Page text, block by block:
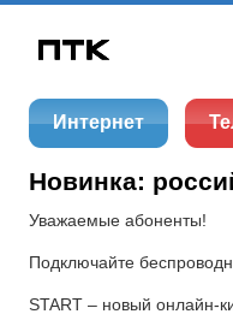
Интернет
Новинка:
Уважаемые абоненты!
Подключайте
START – новый онлайн-